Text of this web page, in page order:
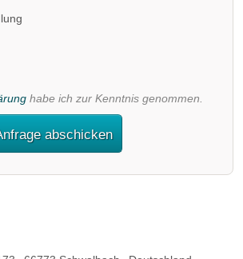
habe ich zur Kenntnis genommen.
abschicken